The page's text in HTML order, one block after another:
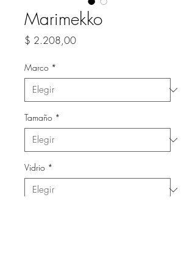
Marimekko
$ 2.208,00Precio
Marco *
Tamaño *
Vidrio *